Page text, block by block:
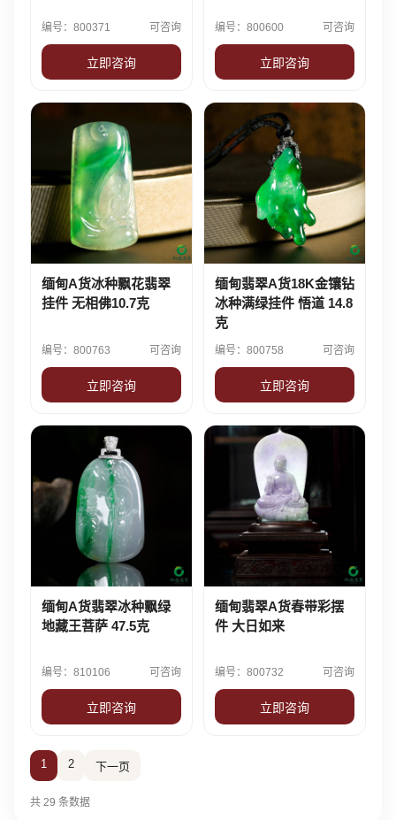
编号：800371 可咨询
立即咨询
编号：800600 可咨询
立即咨询
缅甸A货冰种飘花翡翠
挂件 无相佛10.7克
编号：800763 可咨询
立即咨询
缅甸翡翠A货18K金镶钻
冰种满绿挂件 悟道 14.8
克
编号：800758 可咨询
立即咨询
缅甸A货翡翠冰种飘绿
地藏王菩萨 47.5克
编号：810106 可咨询
立即咨询
缅甸翡翠A货春带彩摆
件 大日如来
编号：800732 可咨询
立即咨询
1 2 下一页
共 29 条数据